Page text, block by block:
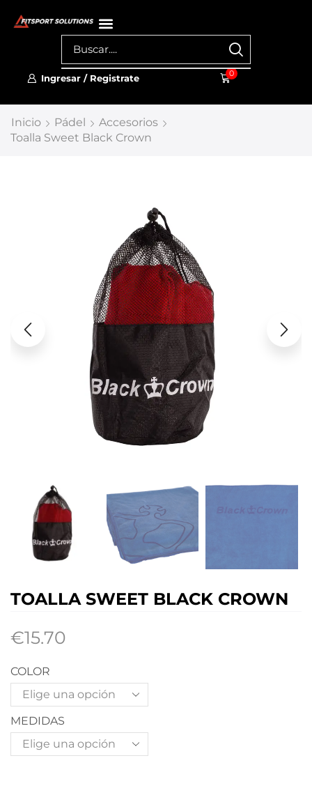
Ingresar / Registrate 0
Inicio Pádel
Accesorios
Toalla Sweet Black Crown
TOALLA SWEET BLACK CROWN
€15.70
COLOR
MEDIDAS